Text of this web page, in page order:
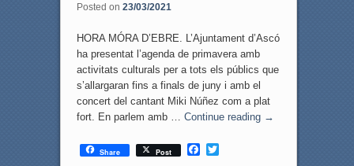
Posted on 23/03/2021
HORA MÓRA D’EBRE. L’Ajuntament d’Ascó
ha presentat l’agenda de primavera amb
activitats culturals per a tots els públics que
s’allargaran fins a finals de juny i amb el
concert del cantant Miki Núñez com a plat
fort. En parlem amb … Continue reading →
Share Post
F
T